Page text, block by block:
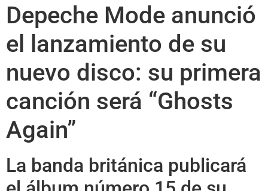
Depeche Mode anunció
el lanzamiento de su
nuevo disco: su primera
canción será “Ghosts
Again”
La banda británica publicará